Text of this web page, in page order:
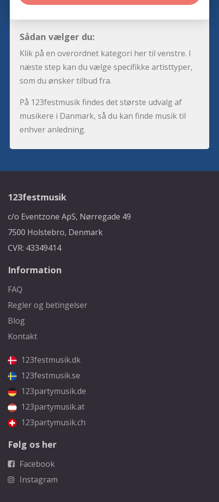
Sådan vælger du:
Klik på en overordnet kategori her til venstre. I
næste step kan du vælge specifikke artisttyper,
som du ønsker tilbud fra.
På 123festmusik findes det største udvalg af
musikere i Danmark, så du kan finde musik til
enhver anledning.
123festmusik
c/o Eventzone ApS, Nørregade 49
7500 Holstebro, Denmark
CVR: 43349414
Information
FAQ
Regler og betingelser
Blog
Kontakt
123festmusik.dk
123festmusik.se
123partymusik.de
123partymusik.at
123partymusik.ch
Følg os her
Facebook
Instagram